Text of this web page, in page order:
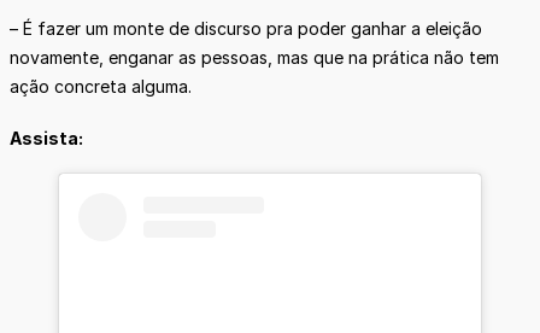
– É fazer um monte de discurso pra poder ganhar a eleição
novamente, enganar as pessoas, mas que na prática não tem
ação concreta alguma.
Assista: